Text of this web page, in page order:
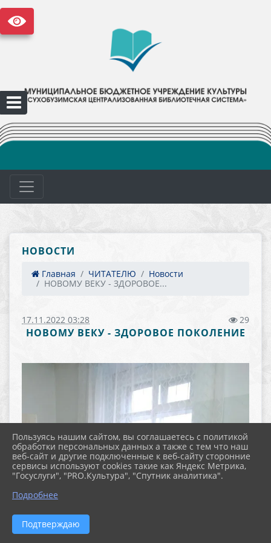
НОВОСТИ
Главная ЧИТАТЕЛЮ
Новости
НОВОМУ ВЕКУ - ЗДОРОВОЕ...
17.11.2022 03:28 29
НОВОМУ ВЕКУ - ЗДОРОВОЕ ПОКОЛЕНИЕ
Пользуясь нашим сайтом, вы соглашаетесь с политикой
обработки персональных данных а также с тем что наш
веб-сайт и другие подключенные к веб-сайту сторонние
сервисы используют cookies такие как Яндекс Метрика,
"Госуслуги", "PRO.Культура", "Спутник аналитика".
Подробнее
Подтверждаю